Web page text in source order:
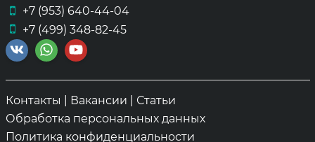
+7 (953) 640-44-04
+7 (499) 348-82-45
Контакты Вакансии
Статьи
Обработка персональных данных
Политика конфиденциальности